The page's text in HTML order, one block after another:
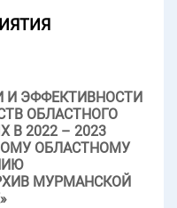
И ЭФФЕКТИВНОСТИ
ОБЛАСТНОГО
2022 – 2023
ОБЛАСТНОМУ
МУРМАНСКОЙ